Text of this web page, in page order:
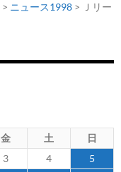
> ニュース1998 > Ｊリー
金 土
日
3 4
5